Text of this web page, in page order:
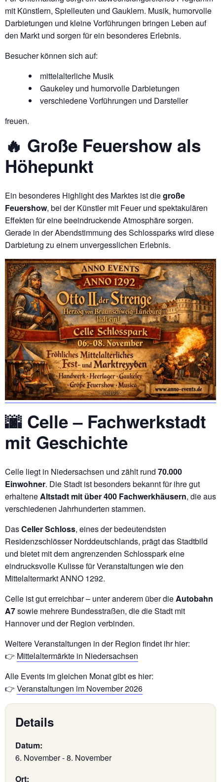
mit Künstlern, Spielleuten und Gauklern. Musik, humorvolle
Darbietungen und kleine Vorführungen bringen Leben auf
den Markt und sorgen für ein besonderes Erlebnis.
Besucher können sich auf:
mittelalterliche Musik
Gaukeley und humorvolle Darbietungen
verschiedene Vorführungen und Darsteller
freuen.
🔥 Große Feuershow als
Höhepunkt
Ein besonderes Highlight des Marktes ist diegroße
Feuershow, bei der Künstler mit Feuer und spektakulären
Effekten für eine beeindruckende Atmosphäre sorgen.
Gerade in der Abendstimmung des Schlossparks wird diese
Darbietung zu einem unvergesslichen Erlebnis.
🌆 Celle – Fachwerkstadt
mit Geschichte
Celle liegt in Niedersachsen und zählt rund 70.000
Einwohner. Die Stadt ist besonders bekannt für ihre gut
erhalteneAltstadt mit über 400 Fachwerkhäusern, die aus
verschiedenen Jahrhunderten stammen.
DasCeller Schloss, eines der bedeutendsten
Residenzschlösser Norddeutschlands, prägt das Stadtbild
und bietet mit dem angrenzenden Schlosspark eine
eindrucksvolle Kulisse für Veranstaltungen wie den
Mittelaltermarkt ANNO 1292.
Celle ist gut erreichbar – unter anderem über dieAutobahn
A7sowie mehrere Bundesstraßen, die die Stadt mit
Hannover und der Region verbinden.
Weitere Veranstaltungen in der Region findet ihr hier:
👉 Mittelaltermärkte in Niedersachsen
Alle Events im gleichen Monat gibt es hier:
👉 Veranstaltungen im November 2026
Details
Datum:
6. November-8. November
Ort: